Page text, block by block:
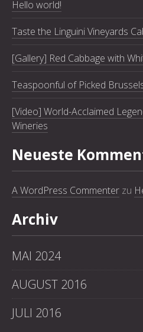
Hello world!
Taste the Linguini Vineyards
[Gallery] Red Cabbage with
Teaspoonful of Picked
[Video] World-Acclaimed
Wineries
Neueste
A WordPress Commenter zu
Archiv
MAI 2024
AUGUST 2016
JULI 2016
PREVIOUS